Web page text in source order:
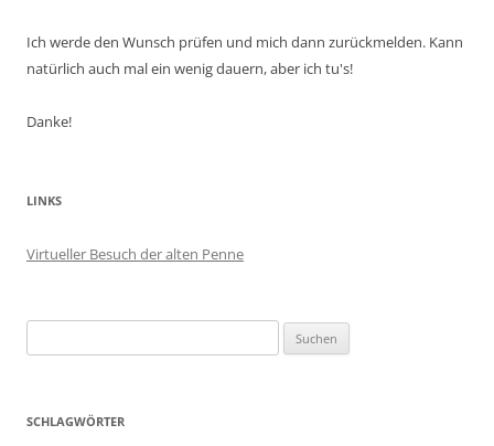
Ich werde den Wunsch prüfen und mich dann zurückmelden. Kann
natürlich auch mal ein wenig dauern, aber ich tu's!
Danke!
LINKS
Virtueller Besuch der alten Penne
nach:
SCHLAGWÖRTER